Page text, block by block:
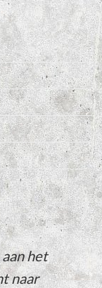
het
naar